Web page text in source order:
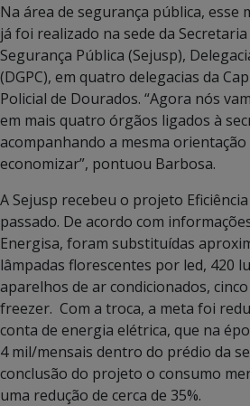
Na área de segurança pública, esse
já foi realizado na sede da Secretaria
Segurança Pública (Sejusp),
(DGPC), em quatro delegacias da
Policial de Dourados. “Agora nós
em mais quatro órgãos ligados à
acompanhando a mesma
economizar”, pontuou Barbosa.
A Sejusp recebeu o projeto
passado. De acordo com
Energisa, foram substituídas
lâmpadas florescentes por led, 420
aparelhos de ar condicionados,
freezer. Com a troca, a meta foi
conta de energia elétrica, que na
4 mil/mensais dentro do prédio da
conclusão do projeto o consumo
uma redução de cerca de 35%.